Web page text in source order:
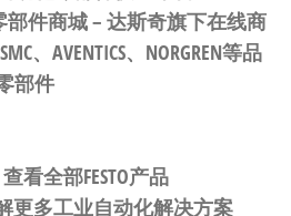
部件商城– 达斯奇旗下在线商
、AVENTICS、NORGREN等品
部件
看全部FESTO产品
更多工业自动化解决方案